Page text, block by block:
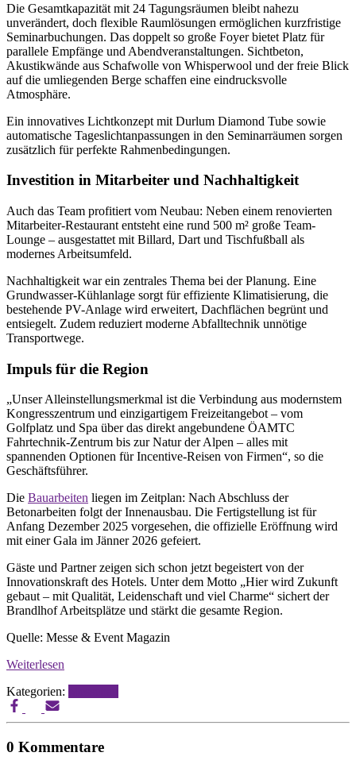
Die Gesamtkapazität mit 24 Tagungsräumen bleibt nahezu
unverändert, doch flexible Raumlösungen ermöglichen kurzfristige
Seminarbuchungen. Das doppelt so große Foyer bietet Platz für
parallele Empfänge und Abendveranstaltungen. Sichtbeton,
Akustikwände aus Schafwolle von Whisperwool und der freie Blick
auf die umliegenden Berge schaffen eine eindrucksvolle
Atmosphäre.
Ein innovatives Lichtkonzept mit Durlum Diamond Tube sowie
automatische Tageslichtanpassungen in den Seminarräumen sorgen
zusätzlich für perfekte Rahmenbedingungen.
Investition in Mitarbeiter und Nachhaltigkeit
Auch das Team profitiert vom Neubau: Neben einem renovierten
Mitarbeiter-Restaurant entsteht eine rund 500 m² große Team-
Lounge – ausgestattet mit Billard, Dart und Tischfußball als
modernes Arbeitsumfeld.
Nachhaltigkeit war ein zentrales Thema bei der Planung. Eine
Grundwasser-Kühlanlage sorgt für effiziente Klimatisierung, die
bestehende PV-Anlage wird erweitert, Dachflächen begrünt und
entsiegelt. Zudem reduziert moderne Abfalltechnik unnötige
Transportwege.
Impuls für die Region
„Unser Alleinstellungsmerkmal ist die Verbindung aus modernstem
Kongresszentrum und einzigartigem Freizeitangebot – vom
Golfplatz und Spa über das direkt angebundene ÖAMTC
Fahrtechnik-Zentrum bis zur Natur der Alpen – alles mit
spannenden Optionen für Incentive-Reisen von Firmen“, so die
Geschäftsführer.
Die Bauarbeiten liegen im Zeitplan: Nach Abschluss der
Betonarbeiten folgt der Innenausbau. Die Fertigstellung ist für
Anfang Dezember 2025 vorgesehen, die offizielle Eröffnung wird
mit einer Gala im Jänner 2026 gefeiert.
Gäste und Partner zeigen sich schon jetzt begeistert von der
Innovationskraft des Hotels. Unter dem Motto „Hier wird Zukunft
gebaut – mit Qualität, Leidenschaft und viel Charme“ sichert der
Brandlhof Arbeitsplätze und stärkt die gesamte Region.
Quelle: Messe & Event Magazin
Weiterlesen
Kategorien:
0 Kommentare